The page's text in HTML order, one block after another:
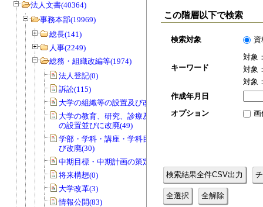
法人文書(40364)
事務本部(19969)
総長(141)
人事(2249)
総務・組織改編等(1974)
法人登記(0)
訴訟(115)
大学の組織等の設置及び改廃(57)
大学の教育、研究、診療及び事務組織
の設置並びに改廃(49)
学部・学科・講座・学科目等の設置及
び改廃(30)
中期目標・中期計画の策定(0)
将来構想(0)
大学改革(3)
情報公開(83)
この階層以下で検索
検索対象 資
キーワード
対象
対象
対象
作成年月日
オプション
画
検索結果全件CSV出力
全選択 全解除